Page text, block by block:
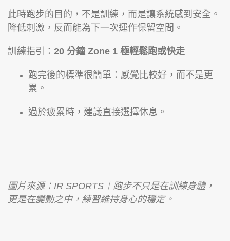
此時跑步的目的，不是訓練，而是讓系統感到安全。
降低刺激，反而能為下一次運作保留空間。
訓練指引： 20 分鐘 Zone 1 極輕鬆跑或快走
跑完後的標準很簡單：感覺比較好，而不是更
累。
過於疲累時，建議直接選擇休息。
圖片來源：IR SPORTS｜跑步不只是在訓練身體，
更是在變動之中，練習維持身心的穩定。